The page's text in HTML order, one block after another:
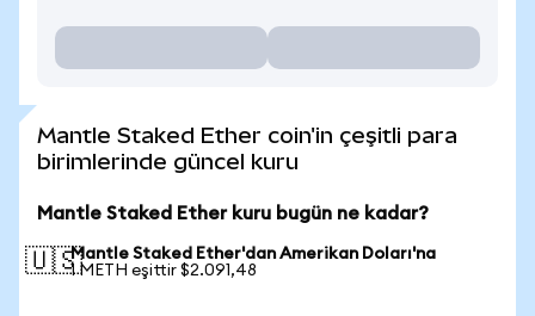
Mantle Staked Ether coin'in çeşitli para
birimlerinde güncel kuru
Mantle Staked Ether kuru bugün ne kadar?
🇺🇸Mantle Staked Ether'dan Amerikan Doları'na
1 METH eşittir $2.091,48